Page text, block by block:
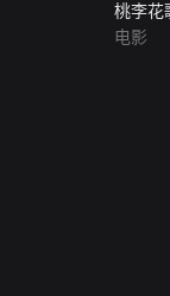
桃李花
电影